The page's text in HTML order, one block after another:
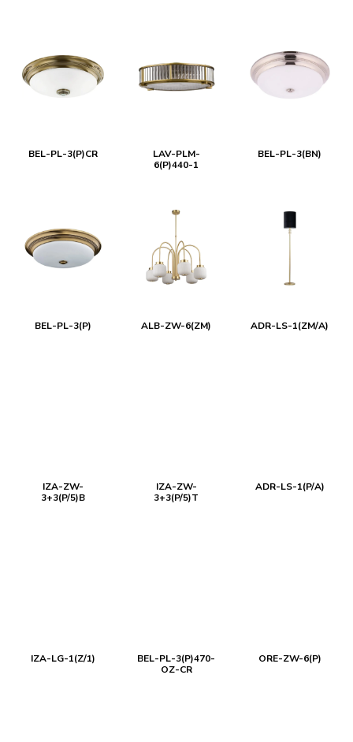
BEL-PL-3(P)CR
LAV-PLM-
6(P)440-1
BEL-PL-3(BN)
BEL-PL-3(P) ALB-ZW-6(ZM) ADR-LS-1(ZM/A)
IZA-ZW-
3+3(P/5)B
IZA-ZW-
3+3(P/5)T
ADR-LS-1(P/A)
IZA-LG-1(Z/1)
BEL-PL-3(P)470-
OZ-CR
ORE-ZW-6(P)